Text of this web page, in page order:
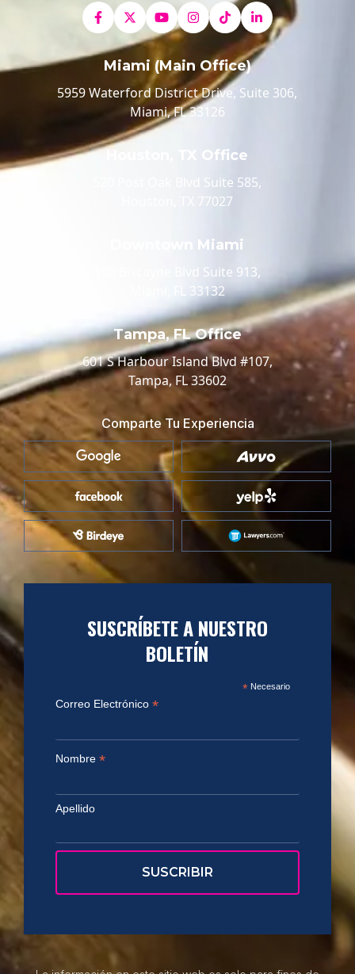
Miami (Main Office)
5959 Waterford District Drive, Suite 306,
Miami, FL 33126
Houston, TX Office
520 Post Oak Blvd Suite 585,
Houston, TX 77027
Downtown Miami
100 Biscayne Blvd Suite 913,
Miami, FL 33132
Tampa, FL Office
601 S Harbour Island Blvd #107,
Tampa, FL 33602
Comparte Tu Experiencia
SUSCRÍBETE A NUESTRO
BOLETÍN
*Necesario
Correo Electrónico *
Nombre *
Apellido